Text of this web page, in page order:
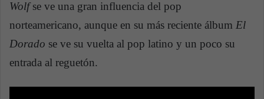
Wolfse ve una gran influencia del pop
norteamericano, aunque en su más reciente álbum El
Dorado se ve su vuelta al pop latino y un poco su
entrada al reguetón.